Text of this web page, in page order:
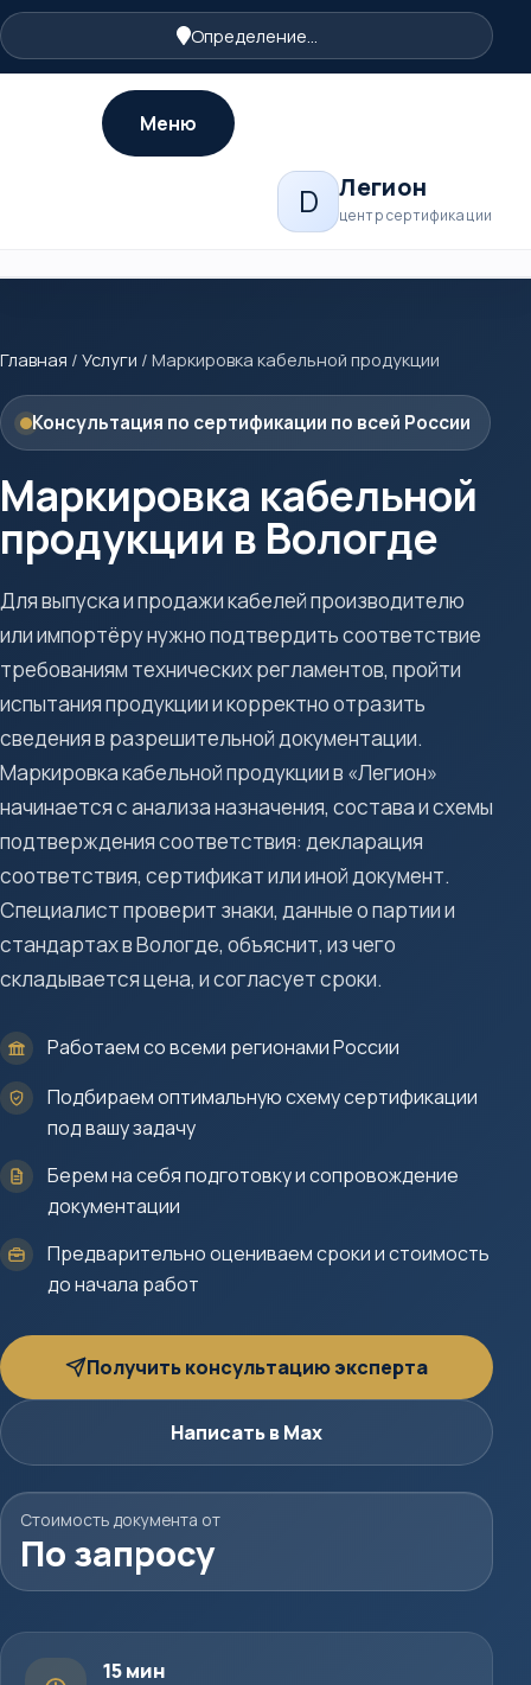
Определение...
D Легион
центр сертификации
Меню
Главная / Услуги / Маркировка кабельной продукции
Консультация по сертификации по всей России
Маркировка кабельной
продукции в Вологде
Для выпуска и продажи кабелей производителю
или импортёру нужно подтвердить соответствие
требованиям технических регламентов, пройти
испытания продукции и корректно отразить
сведения в разрешительной документации.
Маркировка кабельной продукции в «Легион»
начинается с анализа назначения, состава и схемы
подтверждения соответствия: декларация
соответствия, сертификат или иной документ.
Специалист проверит знаки, данные о партии и
стандартах в Вологде, объяснит, из чего
складывается цена, и согласует сроки.
Работаем со всеми регионами России
Подбираем оптимальную схему сертификации
под вашу задачу
Берем на себя подготовку и сопровождение
документации
Предварительно оцениваем сроки и стоимость
до начала работ
Получить консультацию эксперта
Написать в Max
Стоимость документа от
По запросу
15 мин